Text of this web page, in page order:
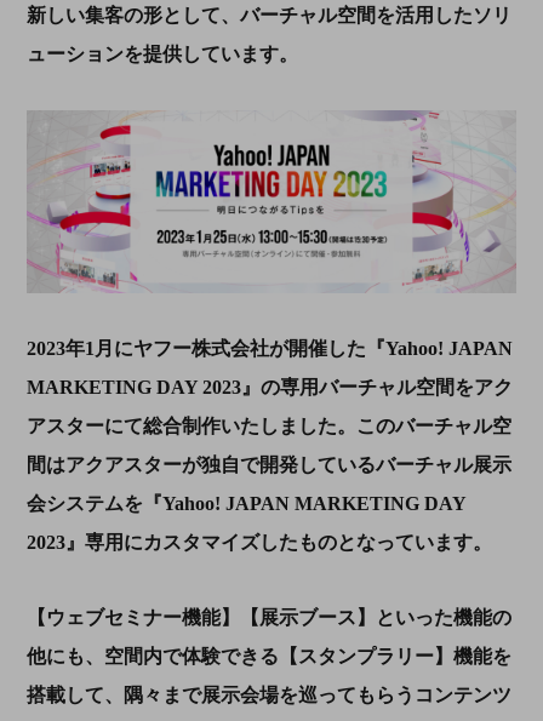
新しい集客の形として、バーチャル空間を活用したソリ
ューションを提供しています。
2023年1 月にヤフー株式会社が開催した『Yahoo! JAPAN
MARKETING DAY 2023』の専⽤バーチャル空間をアク
アスターにて総合制作いたしました。このバーチャル空
間はアクアスターが独自で開発しているバーチャル展⽰
会システムを『Yahoo! JAPAN MARKETING DAY
2023』専⽤にカスタマイズしたものとなっています。
【ウェブセミナー機能】【展⽰ブース】といった機能の
他にも、空間内で体験できる【スタンプラリー】機能を
搭載して、隅々まで展示会場を巡ってもらうコンテンツ